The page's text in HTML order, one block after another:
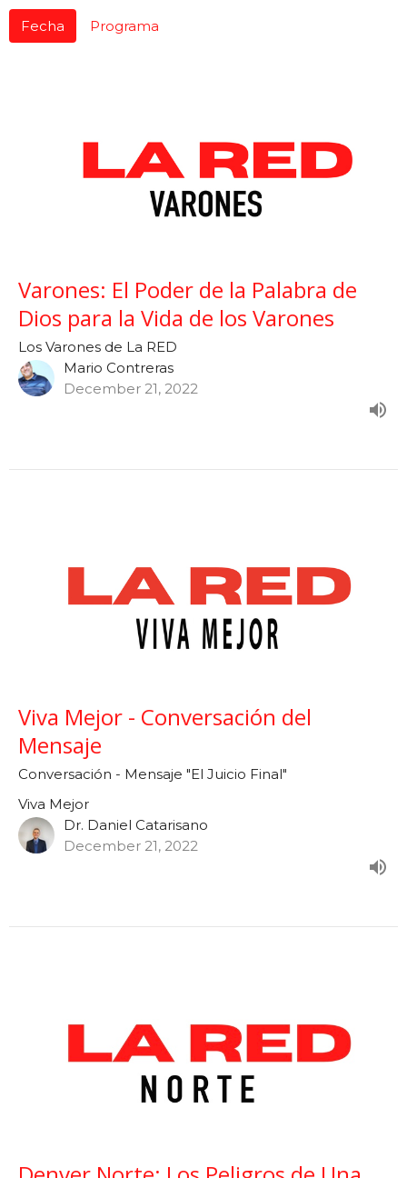
Fecha Programa
Varones: El Poder de la Palabra de
Dios para la Vida de los Varones
Los Varones de La RED
Mario Contreras
December 21, 2022
Viva Mejor - Conversación del
Mensaje
Conversación - Mensaje "El Juicio Final"
Viva Mejor
Dr. Daniel Catarisano
December 21, 2022